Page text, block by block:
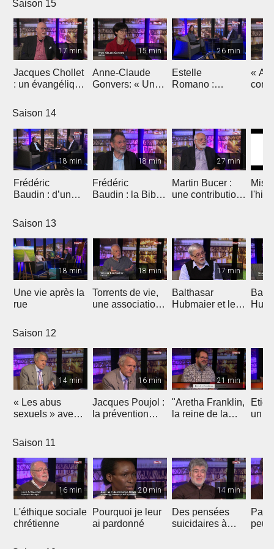
coronavirus »
Saison 15
17 min
Jacques Chollet
: un évangélique
vaudoise
15 min
Anne-Claude
Gonvers: « Un
retrouvée »
26 min
Estelle
Romano :
sur Jeunesse en
mission
«
Saison 14
18 min
Frédéric
Baudin : d’un
18 min
Frédéric
Baudin : la Bible
27 min
Martin Bucer :
une contribution
Saison 13
18 min
Une vie après la
rue
18 min
Torrents de vie,
une association
17 min
Balthasar
Hubmaier et les
Saison 12
14 min
« Les abus
sexuels » avec
16 min
Jacques Poujol :
la prévention
21 min
"Aretha Franklin,
la reine de la
un
Saison 11
16 min
L'éthique sociale
chrétienne
20 min
Pourquoi je leur
ai pardonné
14 min
Des pensées
suicidaires à
peut